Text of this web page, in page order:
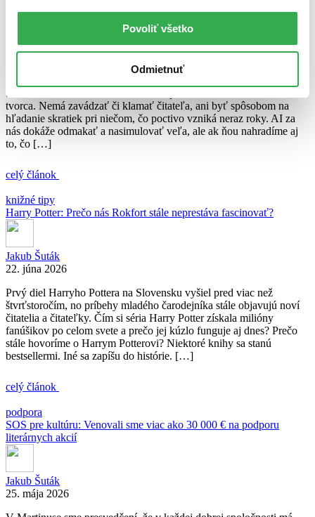
Povoliť všetko
Odmietnuť
Martinus.sk
23. júla 2026
tvorbe. Silno ale súhlasíme, že nemá predstierať rolu, ktorú má
tvorca. Nemá zavádzať či klamať čitateľa, ani byť spôsobom na
hľadanie skratiek pri niečom, čo poctivo vzniká neraz roky. AI za
nás dokáže odmakať a nasimulovať veľa, ale ak ňou nahradíme aj
to, čo […]
celý článok
knižné tipy
Harry Potter: Prečo nás Rokfort stále neprestáva fascinovať?
Jakub Šuták
22. júna 2026
Prvý diel Harryho Pottera na Slovensku vyšiel pred viac než
štvrťstoročím, no príbehy mladého čarodejníka stále objavujú noví
čitatelia a čitateľky. Čím si séria Harry Potter získala milióny
fanúšikov po celom svete a prečo jej kúzlo funguje aj dnes? Prečo
stále hovoríme o Harrym Potterovi? Niektoré knihy sa stanú
bestsellermi. Iné sa zapíšu do histórie. […]
celý článok
podpora
SOS pre kultúru: Venovali sme viac ako 30 000 € na podporu
literárnych akcií
Jakub Šuták
25. mája 2026